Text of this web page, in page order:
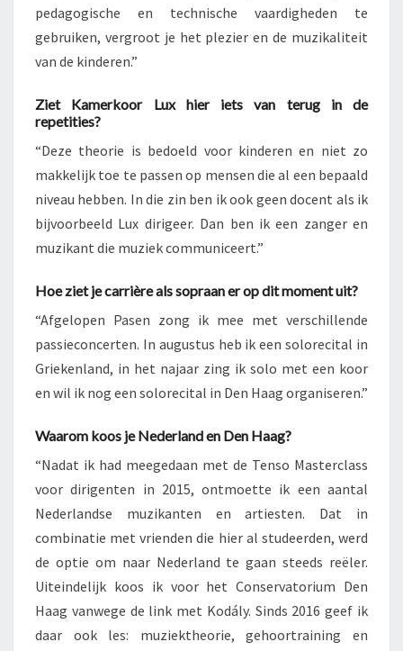
pedagogische en technische vaardigheden te
gebruiken, vergroot je het plezier en de muzikaliteit
van de kinderen.”
Ziet Kamerkoor Lux hier iets van terug in de
repetities?
“Deze theorie is bedoeld voor kinderen en niet zo
makkelijk toe te passen op mensen die al een bepaald
niveau hebben. In die zin ben ik ook geen docent als ik
bijvoorbeeld Lux dirigeer. Dan ben ik een zanger en
muzikant die muziek communiceert.”
Hoe ziet je carrière als sopraan er op dit moment uit?
“Afgelopen Pasen zong ik mee met verschillende
passieconcerten. In augustus heb ik een solorecital in
Griekenland, in het najaar zing ik solo met een koor
en wil ik nog een solorecital in Den Haag organiseren.”
Waarom koos je Nederland en Den Haag?
“Nadat ik had meegedaan met de Tenso Masterclass
voor dirigenten in 2015, ontmoette ik een aantal
Nederlandse muzikanten en artiesten. Dat in
combinatie met vrienden die hier al studeerden, werd
de optie om naar Nederland te gaan steeds reëler.
Uiteindelijk koos ik voor het Conservatorium Den
Haag vanwege de link met Kodály. Sinds 2016 geef ik
daar ook les: muziektheorie, gehoortraining en